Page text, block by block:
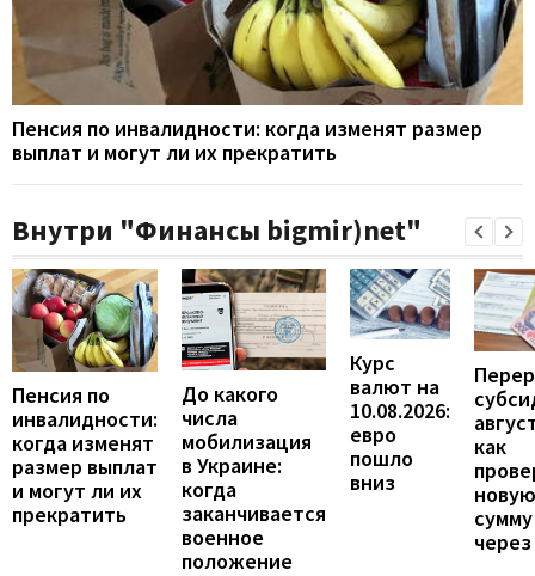
Пенсия по инвалидности: когда изменят размер
выплат и могут ли их прекратить
Внутри "Финансы bigmir)net"
Пенсия по
инвалидности:
когда изменят
размер выплат
и могут ли их
прекратить
До какого
числа
мобилизация
в Украине:
когда
заканчивается
военное
положение
Курс
валют на
10.08.2026:
евро
пошло
вниз
как
новую
сумму